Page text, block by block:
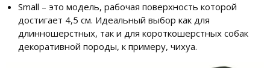
Small – это модель, рабочая поверхность которой
достигает 4,5 см. Идеальный выбор как для
длинношерстных, так и для короткошерстных собак
декоративной породы, к примеру, чихуа.